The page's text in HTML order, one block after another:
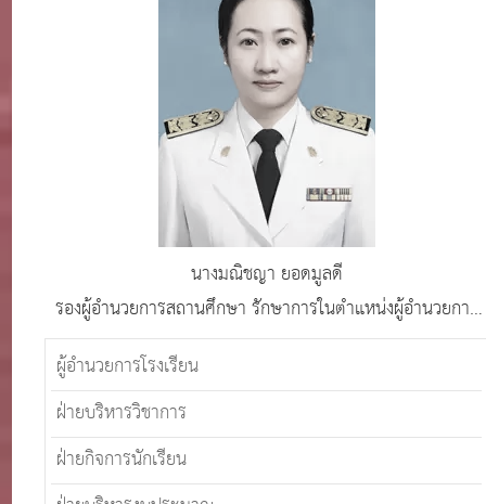
นางมณิชญา ยอดมูลดี
รองผู้อำนวยการสถานศึกษา รักษาการในตำแหน่งผู้อำนวยการ
โรงเรียนศรีสังวาลย์เชียงใหม่
ผู้อำนวยการโรงเรียน
ฝ่ายบริหารวิชาการ
ฝ่ายกิจการนักเรียน